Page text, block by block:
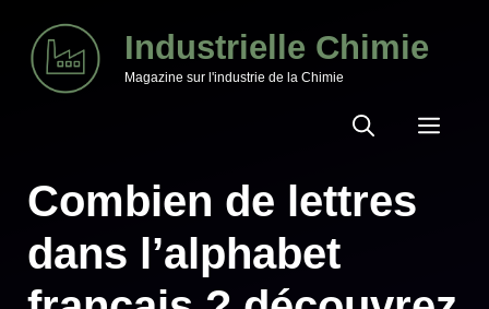
contenu
Industrielle Chimie
Magazine sur l'industrie de la Chimie
Combien de lettres
dans l’alphabet